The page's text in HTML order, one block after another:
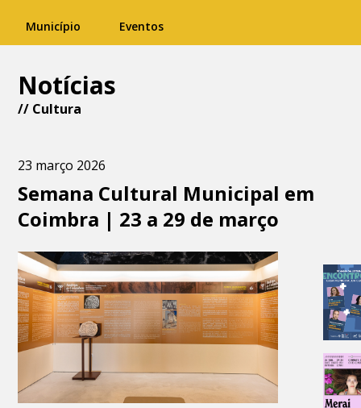
Município Eventos
Notícias
// Cultura
23 março 2026
Semana Cultural Municipal em
Coimbra | 23 a 29 de março